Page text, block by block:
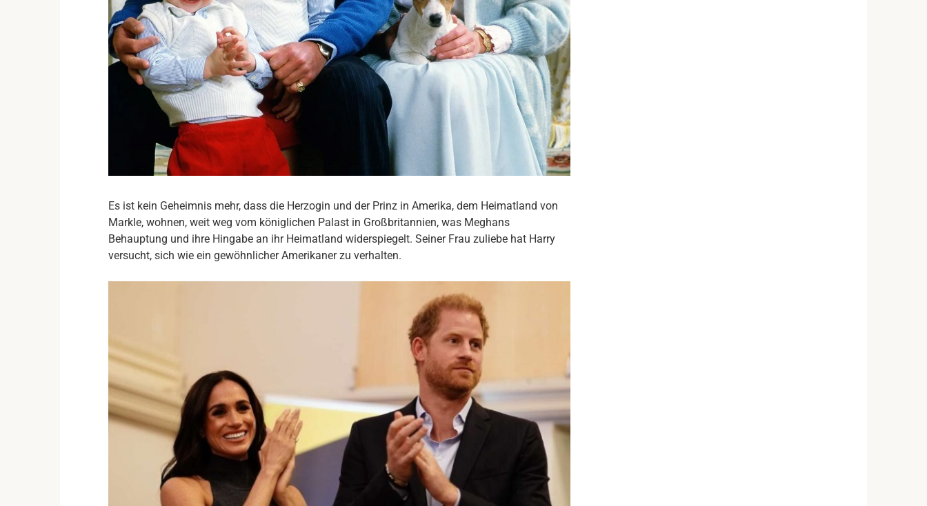
Es ist kein Geheimnis mehr, dass die Herzogin und der Prinz in Amerika, dem Heimatland von
Markle, wohnen, weit weg vom königlichen Palast in Großbritannien, was Meghans
Behauptung und ihre Hingabe an ihr Heimatland widerspiegelt. Seiner Frau zuliebe hat Harry
versucht, sich wie ein gewöhnlicher Amerikaner zu verhalten.